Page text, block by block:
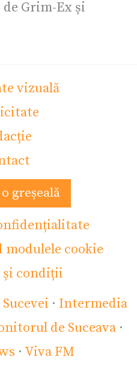
Grim-Ex și
vizuală
o greșeală
cookie
și condiții
· Intermedia
de Suceava ·
· Viva FM